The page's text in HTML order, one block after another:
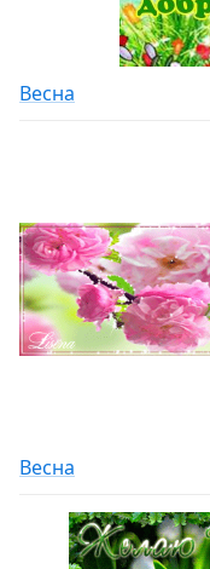
Весна
Весна